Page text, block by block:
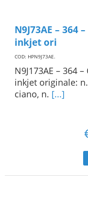
N9J73AE – 364
inkjet ori
COD: HPN9J73AE.
N9J173AE – 364
inkjet originale:
ciano, n. [...]